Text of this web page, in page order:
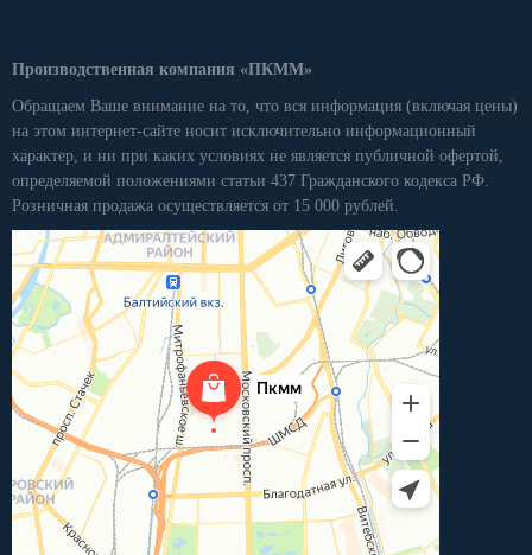
Производственная компания «ПКММ»
Обращаем Ваше внимание на то, что вся информация (включая цены)
на этом интернет-сайте носит исключительно информационный
характер, и ни при каких условиях не является публичной офертой,
определяемой положениями статьи 437 Гражданского кодекса РФ.
Розничная продажа осуществляется от 15 000 рублей.